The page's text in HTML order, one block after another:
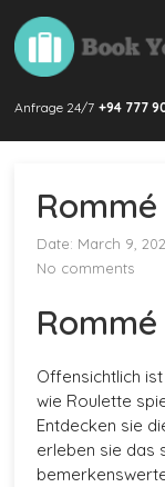
Anfrage 24/7 +94 777
Date: March 9,
No comments
Offensichtlich
wie Roulette
Entdecken sie
erleben sie das